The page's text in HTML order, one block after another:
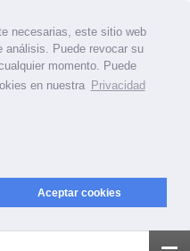
necesarias, este sitio web
análisis. Puede revocar su
momento. Puede
en nuestra Privacidad
Aceptar cookies